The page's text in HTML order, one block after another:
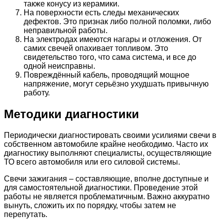
также конусу из керамики.
На поверхности есть следы механических
дефектов. Это признак либо полной поломки, либо
неправильной работы.
На электродах имеются нагары и отложения. От
самих свечей опахивает топливом. Это
свидетельство того, что сама система, и все до
одной неисправны.
Повреждённый кабель, проводящий мощное
напряжение, могут серьёзно ухудшать привычную
работу.
Методики диагностики
Периодически диагностировать своими усилиями свечи в
собственном автомобиле крайне необходимо. Часто их
диагностику выполняют специалисты, осуществляющие
ТО всего автомобиля или его силовой системы.
Свечи зажигания – составляющие, вполне доступные и
для самостоятельной диагностики. Проведение этой
работы не является проблематичным. Важно аккуратно
вынуть, сложить их по порядку, чтобы затем не
перепутать.